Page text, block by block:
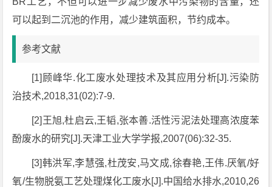
可以起到二沉池的作用，减少建筑面积，节约成本。
参考文献
[1]顾峰华.化工废水处理技术及其应用分析[J].污染防
治技术,2018,31(02):7-9.
[2]王旭,杜启云,王韬,张本善.活性污泥法处理高浓度苯
酚废水的研究[J].天津工业大学学报,2007(06):32-35.
[3]韩洪军,李慧强,杜茂安,马文成,徐春艳,王伟.厌氧/好
氧/生物脱氨工艺处理煤化工废水[J].中国给水排水,2010,26